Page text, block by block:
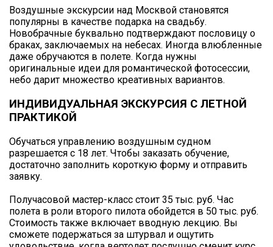
Воздушные экскурсии над Москвой становятся
популярны в качестве подарка на свадьбу.
Новобрачные буквально подтверждают пословицу о
браках, заключаемых на небесах. Иногда влюбленные
даже обручаются в полете. Когда нужны
оригинальные идеи для романтической фотосессии,
небо дарит множество креативных вариантов.
ИНДИВИДУАЛЬНАЯ ЭКСКУРСИЯ С ЛЕТНОЙ
ПРАКТИКОЙ
Обучаться управлению воздушным судном
разрешается с 18 лет. Чтобы заказать обучение,
достаточно заполнить короткую форму и отправить
заявку.
Получасовой мастер-класс стоит 35 тыс. руб. Час
полета в роли второго пилота обойдется в 50 тыс. руб.
Стоимость также включает вводную лекцию. Вы
сможете подержаться за штурвал и ощутить